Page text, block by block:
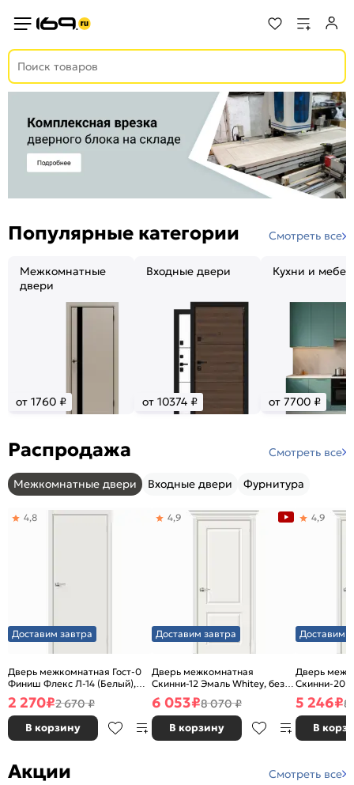
Популярные категории Смотреть все
Межкомнатные
двери
от 1760 ₽
Входные двери
от 10374 ₽
Кухни и
от 7700 ₽
Распродажа Смотреть все
Межкомнатные двери Входные двери Фурнитура
Доставим завтра
Дверь межкомнатная Гост-0
Финиш Флекс Л-14 (Белый),
глухая, каркасно-щитовая
4,8
2 270₽2 670 ₽
В корзину
Доставим завтра
Дверь межкомнатная
Скинни-12 Эмаль Whitey, без
декора, глухая, без стекла,
без кромки, скиновая
4,9
6 053₽8 070 ₽
В корзину
Доставим
Дверь
Скинни-20
декора,
без кромки,
4,9
5 246₽8
В
Акции Смотреть все